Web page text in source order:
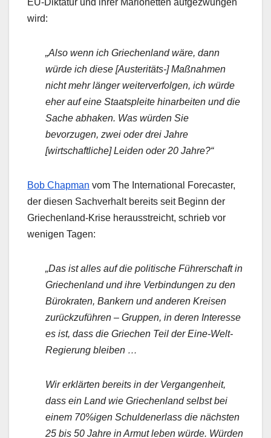
EU-Diktatur und ihrer Marionetten aufgezwungen
wird:
„Also wenn ich Griechenland wäre, dann
würde ich diese [Austeritäts-] Maßnahmen
nicht mehr länger weiterverfolgen, ich würde
eher auf eine Staatspleite hinarbeiten und die
Sache abhaken. Was würden Sie
bevorzugen, zwei oder drei Jahre
[wirtschaftliche] Leiden oder 20 Jahre?“
Bob Chapman vom The International Forecaster,
der diesen Sachverhalt bereits seit Beginn der
Griechenland-Krise herausstreicht, schrieb vor
wenigen Tagen:
„Das ist alles auf die politische Führerschaft in
Griechenland und ihre Verbindungen zu den
Bürokraten, Bankern und anderen Kreisen
zurückzuführen – Gruppen, in deren Interesse
es ist, dass die Griechen Teil der Eine-Welt-
Regierung bleiben …
Wir erklärten bereits in der Vergangenheit,
dass ein Land wie Griechenland selbst bei
einem 70%igen Schuldenerlass die nächsten
25 bis 50 Jahre in Armut leben würde. Würden